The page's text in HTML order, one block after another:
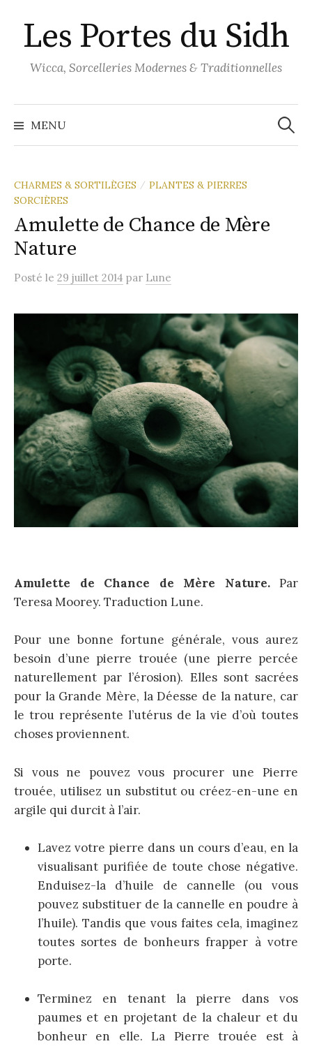
au
contenu
Les Portes du Sidh
Wicca, Sorcelleries Modernes & Traditionnelles
MENU
CHARMES & SORTILÈGES / PLANTES & PIERRES
SORCIÈRES
Amulette de Chance de Mère
Nature
Posté le 29 juillet 2014 par Lune
Amulette de Chance de Mère Nature. Par
Teresa Moorey. Traduction Lune.
Pour une bonne fortune générale, vous aurez
besoin d’une pierre trouée (une pierre percée
naturellement par l’érosion). Elles sont sacrées
pour la Grande Mère, la Déesse de la nature, car
le trou représente l’utérus de la vie d’où toutes
choses proviennent.
Si vous ne pouvez vous procurer une Pierre
trouée, utilisez un substitut ou créez-en-une en
argile qui durcit à l’air.
Lavez votre pierre dans un cours d’eau, en la
visualisant purifiée de toute chose négative.
Enduisez-la d’huile de cannelle (ou vous
pouvez substituer de la cannelle en poudre à
l’huile). Tandis que vous faites cela, imaginez
toutes sortes de bonheurs frapper à votre
porte.
Terminez en tenant la pierre dans vos
paumes et en projetant de la chaleur et du
bonheur en elle. La Pierre trouée est à